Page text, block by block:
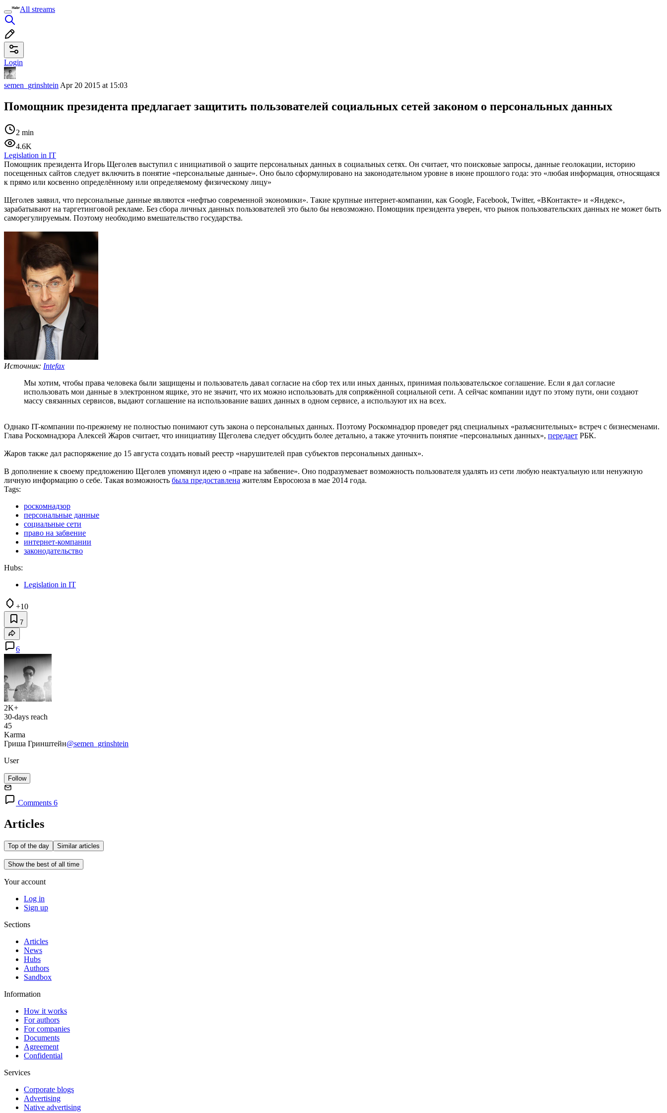
All streams
Login
semen_grinshtein Apr 20 2015 at 15:03
Помощник президента предлагает защитить пользователей социальных сетей законом о персональных данных
2 min
4.6K
Legislation in IT
Помощник президента Игорь Щеголев выступил с инициативой о защите персональных данных в социальных сетях. Он считает, что поисковые запросы, данные геолокации, историю
посещенных сайтов следует включить в понятие «персональные данные». Оно было сформулировано на законодательном уровне в июне прошлого года: это «любая информация, относящаяся
к прямо или косвенно определённому или определяемому физическому лицу»
Щеголев заявил, что персональные данные являются «нефтью современной экономики». Такие крупные интернет-компании, как Google, Facebook, Twitter, «ВКонтакте» и «Яндекс»,
зарабатывают на таргетинговой рекламе. Без сбора личных данных пользователей это было бы невозможно. Помощник президента уверен, что рынок пользовательских данных не может быть
саморегулируемым. Поэтому необходимо вмешательство государства.
Источник: Intefax
Мы хотим, чтобы права человека были защищены и пользователь давал согласие на сбор тех или иных данных, принимая пользовательское соглашение. Если я дал согласие
использовать мои данные в электронном ящике, это не значит, что их можно использовать для сопряжённой социальной сети. А сейчас компании идут по этому пути, они создают
массу связанных сервисов, выдают соглашение на использование ваших данных в одном сервисе, а используют их на всех.
Однако IT-компании по-прежнему не полностью понимают суть закона о персональных данных. Поэтому Роскомнадзор проведет ряд специальных «разъяснительных» встреч с бизнесменами.
Глава Роскомнадзора Алексей Жаров считает, что инициативу Щеголева следует обсудить более детально, а также уточнить понятие «персональных данных», передает РБК.
Жаров также дал распоряжение до 15 августа создать новый реестр «нарушителей прав субъектов персональных данных».
В дополнение к своему предложению Щеголев упомянул идею о «праве на забвение». Оно подразумевает возможность пользователя удалять из сети любую неактуальную или ненужную
личную информацию о себе. Такая возможность была предоставлена жителям Евросоюза в мае 2014 года.
Tags:
роскомнадзор
персональные данные
социальные сети
право на забвение
интернет-компании
законодательство
Hubs:
Legislation in IT
+10
7
6
2K+
30-days reach
45
Karma
Гриша Гринштейн@semen_grinshtein
User
Follow
Comments 6
Articles
Top of the day Similar articles
Show the best of all time
Your account
Log in
Sign up
Sections
Articles
News
Hubs
Authors
Sandbox
Information
How it works
For authors
For companies
Documents
Agreement
Confidential
Services
Corporate blogs
Advertising
Native advertising